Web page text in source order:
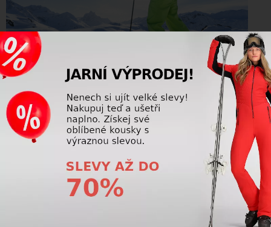
5 nejčastějších chyb, které lyžaři
dělají při výběru výbavy
Výběr správné lyžařské výbavy je klíčovým faktorem pro
bezpečnou a pohodlnou jízdu na svahu. Přesto se mnozí
lyžaři, zejména ti méně zkušení, dopouštějí ...
Přečtěte si více